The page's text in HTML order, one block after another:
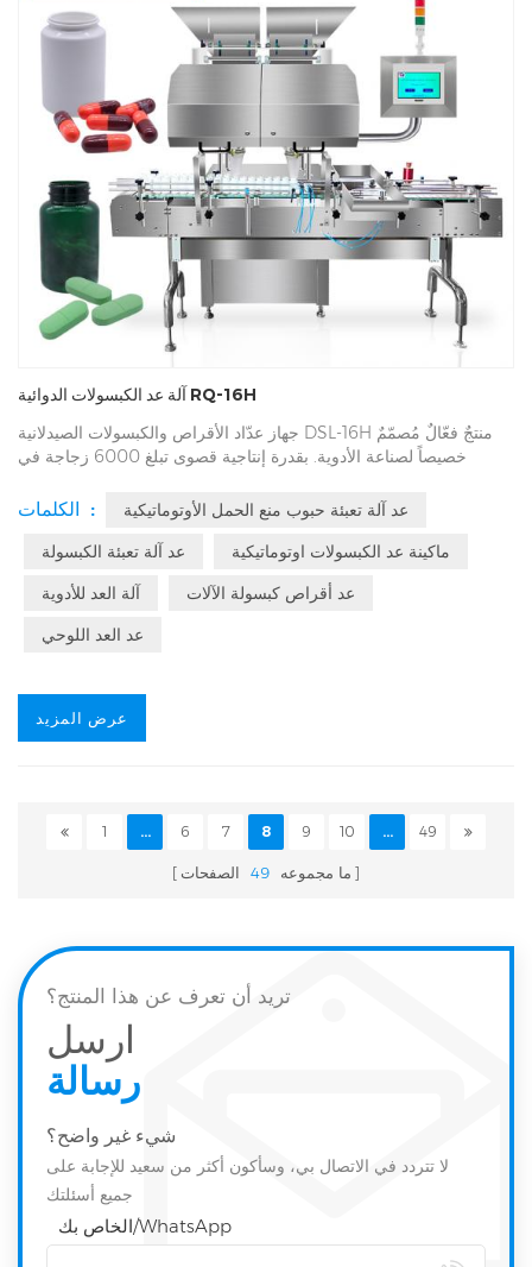
آلة عد الكبسولات الدوائية RQ-16H
جهاز عدّاد الأقراص والكبسولات الصيدلانية DSL-16H منتجٌ فعّالٌ مُصمّمٌ
خصيصاً لصناعة الأدوية. بقدرة إنتاجية قصوى تبلغ 6000 زجاجة في
معايير جديدة لهذه الصناعة. تُصنّف شركتنا من بين أفضل 10 شركات فيالكلمات :
عد آلة تعبئة حبوب منع الحمل الأوتوماتيكية
عد آلة تعبئة الكبسولة
ماكينة عد الكبسولات اوتوماتيكية
آلة العد للأدوية
عد أقراص كبسولة الآلات
عد العد اللوحي
عرض المزيد
1 ... 6 7 8 9 10 ... 49
ما مجموعه 49 الصفحات
تريد أن تعرف عن هذا المنتج؟
ارسل
رسالة
شيء غير واضح؟
لا تتردد في الاتصال بي، وسأكون أكثر من سعيد للإجابة على
جميع أسئلتك
الخاص بك/WhatsApp